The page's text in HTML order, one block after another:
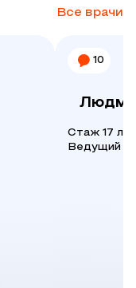
Все врачи
10
Стаж 17
Ведущий